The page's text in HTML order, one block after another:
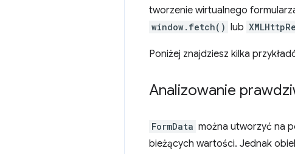
tworzenie wirtualnego
window.fetch() lub
Poniżej znajdziesz kilka
Analizowanie
FormData można utworzyć na
bieżących wartości. Jednak